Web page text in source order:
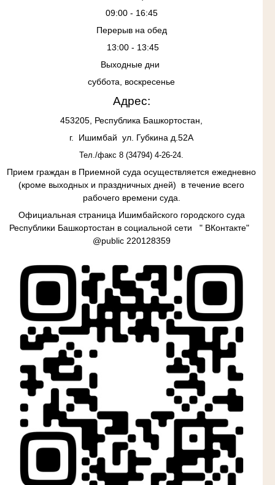
09:00 - 16:45
Перерыв на обед
13:00 - 13:45
Выходные дни
суббота, воскресенье
Адрес:
453205, Республика Башкортостан,
г. Ишимбай ул. Губкина д.52А
Тел./факс 8 (34794) 4-26-24.
Прием граждан в Приемной суда осуществляется ежедневно
(кроме выходных и праздничных дней) в течение всего
рабочего времени суда.
Официальная страница Ишимбайского городского суда
Республики Башкортостан в социальной сети " ВКонтакте"
@public220128359